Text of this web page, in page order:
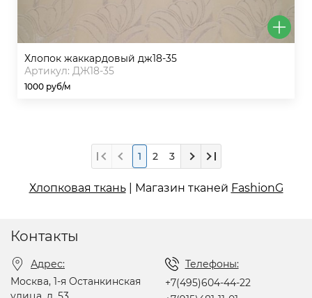
хлопок жаккардовый дж18-35
Артикул: ДЖ18-35
1000 руб/м
1 2 3
Хлопковая ткань| Магазин тканей FashionG
Контакты
Адрес:
Москва, 1-я Останкинская
Телефоны:
+7(495)604-44-22